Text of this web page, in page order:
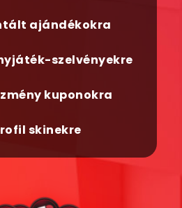
ajándékokra
szelvényekre
kuponokra
skinekre